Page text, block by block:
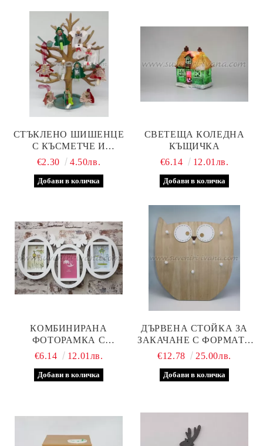
СТЪКЛЕНО ШИШЕНЦЕ
С КЪСМЕТЧЕ И
РАЗЛИЧНА РЪЧНА
€2.30 4.50лв.
СВЕТЕЩА КОЛЕДНА
КЪЩИЧКА
€6.14
12.01лв.
КОМБИНИРАНА
ФОТОРАМКА С
ПЕПЕРУДКИ ЗА ТРИ
€6.14 12.01лв.
ДЪРВЕНА СТОЙКА ЗА
ЗАКАЧАНЕ С ФОРМАТА
НА БУХАЛЧЕ
€12.78 25.00лв.